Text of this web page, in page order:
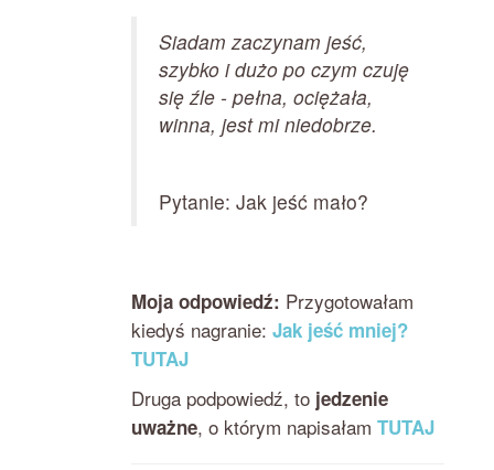
Siadam zaczynam jeść,
szybko i dużo po czym czuję
się źle - pełna, ociężała,
winna, jest mi niedobrze.
Pytanie: Jak jeść mało?
Moja odpowiedź: Przygotowałam
kiedyś nagranie: Jak jeść mniej?
TUTAJ
Druga podpowiedź, to jedzenie
uważne, o którym napisałam TUTAJ